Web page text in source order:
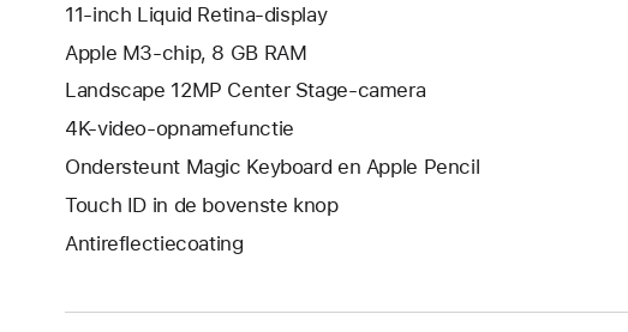
11‑inch Liquid Retina-display
Apple M3‑chip, 8 GB RAM
Landscape 12MP Center Stage-camera
4K-video-opnamefunctie
Ondersteunt Magic Keyboard en Apple Pencil
Touch ID in de bovenste knop
Anti­reflectie­­­coating